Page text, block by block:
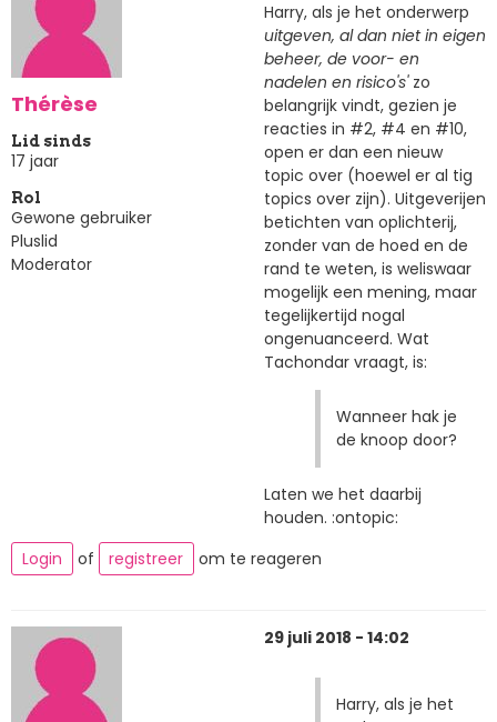
Thérèse
Lid sinds
17 jaar
Rol
Gewone gebruiker
Pluslid
Moderator
Harry, als je het onderwerp
uitgeven, al dan niet in eigen
beheer, de voor- en
nadelen en risico's'zo
belangrijk vindt, gezien je
reacties in #2, #4 en #10,
open er dan een nieuw
topic over (hoewel er al tig
topics over zijn). Uitgeverijen
betichten van oplichterij,
zonder van de hoed en de
rand te weten, is weliswaar
mogelijk een mening, maar
tegelijkertijd nogal
ongenuanceerd. Wat
Tachondar vraagt, is:
Wanneer hak je
de knoop door?
Laten we het daarbij
houden. :ontopic:
Login
of registreer om te reageren
29 juli 2018 - 14:02
Harry, als je het